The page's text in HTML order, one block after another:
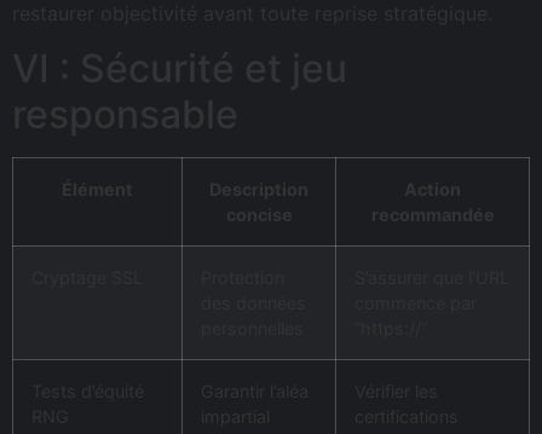
restaurer objectivité avant toute reprise stratégique.
VI : Sécurité et jeu
responsable
Élément
Description
concise
Action
recommandée
Tests d’équité
RNG
Garantir l’aléa
impartial
Vérifier les
certifications